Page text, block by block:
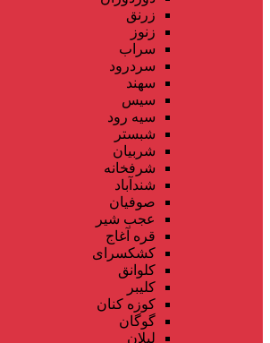
زرنق
زنوز
سراب
سردرود
سهند
سیس
سیه رود
شبستر
شربیان
شرفخانه
شندآباد
صوفیان
عجب شیر
قره آغاج
کشکسرای
کلوانق
کلیبر
کوزه کنان
گوگان
لیلان